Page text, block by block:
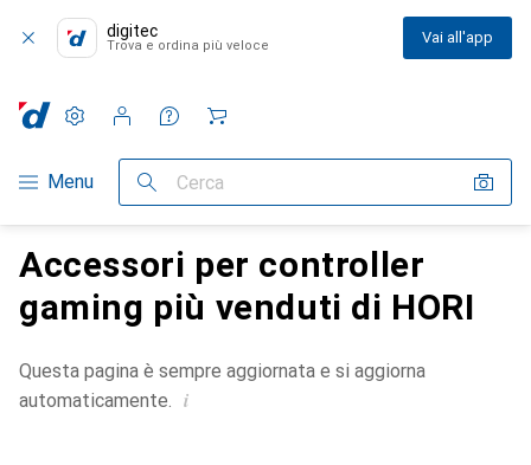
digitec
Trova e ordina più veloce Vai all'app
Categoria Navigazione
Menu Cerca
Impostazioni
Conto cliente
Liste di confronto
Liste dei desideri
Carrello
Accessori per controller
gaming più venduti di HORI
Questa pagina è sempre aggiornata e si aggiorna
automaticamente. i